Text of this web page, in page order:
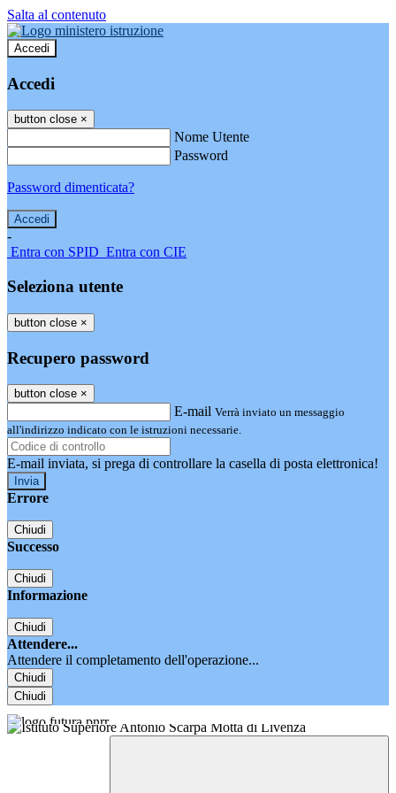
Salta al contenuto
Accedi
Accedi
button close ×
Nome Utente
Password
Password dimenticata?
-
Entra con SPID Entra con CIE
Seleziona utente
button close ×
Recupero password
button close ×
E-mail Verrà inviato un messaggio
all'indirizzo indicato con le istruzioni necessarie.
E-mail inviata, si prega di controllare la casella di posta elettronica!
Errore
Chiudi
Successo
Chiudi
Informazione
Chiudi
Attendere...
Attendere il completamento dell'operazione...
Chiudi
Chiudi